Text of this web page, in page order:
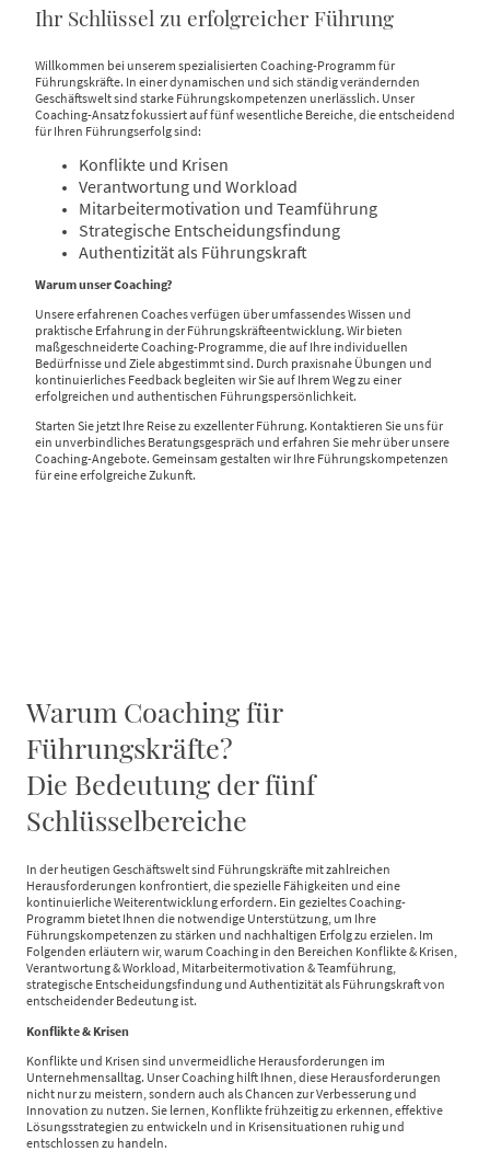
Ihr Schlüssel zu erfolgreicher Führung
Willkommen bei unserem spezialisierten Coaching-Programm für
Führungskräfte. In einer dynamischen und sich ständig verändernden
Geschäftswelt sind starke Führungskompetenzen unerlässlich. Unser
Coaching-Ansatz fokussiert auf fünf wesentliche Bereiche, die entscheidend
für Ihren Führungserfolg sind:
Konflikte und Krisen
Verantwortung und Workload
Mitarbeitermotivation und Teamführung
Strategische Entscheidungsfindung
Authentizität als Führungskraft
Warum unser Coaching?
Unsere erfahrenen Coaches verfügen über umfassendes Wissen und
praktische Erfahrung in der Führungskräfteentwicklung. Wir bieten
maßgeschneiderte Coaching-Programme, die auf Ihre individuellen
Bedürfnisse und Ziele abgestimmt sind. Durch praxisnahe Übungen und
kontinuierliches Feedback begleiten wir Sie auf Ihrem Weg zu einer
erfolgreichen und authentischen Führungspersönlichkeit.
Starten Sie jetzt Ihre Reise zu exzellenter Führung. Kontaktieren Sie uns für
ein unverbindliches Beratungsgespräch und erfahren Sie mehr über unsere
Coaching-Angebote. Gemeinsam gestalten wir Ihre Führungskompetenzen
für eine erfolgreiche Zukunft.
Warum Coaching für
Führungskräfte?
Die Bedeutung der fünf
Schlüsselbereiche
In der heutigen Geschäftswelt sind Führungskräfte mit zahlreichen
Herausforderungen konfrontiert, die spezielle Fähigkeiten und eine
kontinuierliche Weiterentwicklung erfordern. Ein gezieltes Coaching-
Programm bietet Ihnen die notwendige Unterstützung, um Ihre
Führungskompetenzen zu stärken und nachhaltigen Erfolg zu erzielen. Im
Folgenden erläutern wir, warum Coaching in den Bereichen Konflikte & Krisen,
Verantwortung & Workload, Mitarbeitermotivation & Teamführung,
strategische Entscheidungsfindung und Authentizität als Führungskraft von
entscheidender Bedeutung ist.
Konflikte & Krisen
Konflikte und Krisen sind unvermeidliche Herausforderungen im
Unternehmensalltag. Unser Coaching hilft Ihnen, diese Herausforderungen
nicht nur zu meistern, sondern auch als Chancen zur Verbesserung und
Innovation zu nutzen. Sie lernen, Konflikte frühzeitig zu erkennen, effektive
Lösungsstrategien zu entwickeln und in Krisensituationen ruhig und
entschlossen zu handeln.